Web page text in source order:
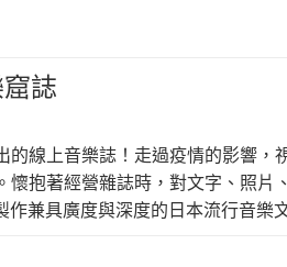
誌
的線上音樂誌！走過疫情的影響，
懷抱著經營雜誌時，對文字、照片
兼具廣度與深度的日本流行音樂